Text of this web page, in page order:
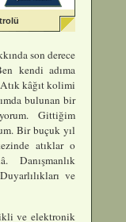
son derece
kendi adıma
Atık kâğıt kolimi
bulunan bir
Gittiğim
Bir buçuk yıl
atıklar o
Danışmanlık
ve
ve elektronik